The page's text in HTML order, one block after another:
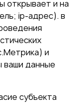
открывает и на
ip-адрес). в
и
ваши данные
субъекта